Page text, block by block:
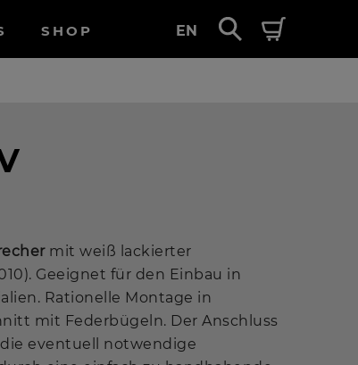
SHOP EN
mit weiß lackierter
Geeignet für den Einbau in
Rationelle Montage in
mit Federbügeln. Der Anschluss
die eventuell notwendige